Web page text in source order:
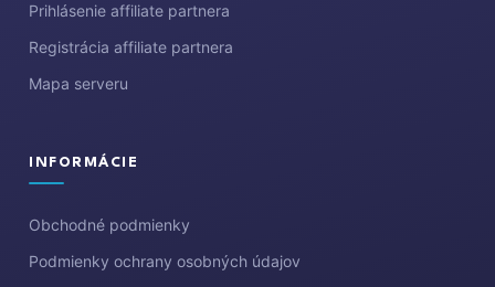
Prihlásenie affiliate partnera
Registrácia affiliate partnera
Mapa serveru
INFORMÁCIE
Obchodné podmienky
Podmienky ochrany osobných údajov